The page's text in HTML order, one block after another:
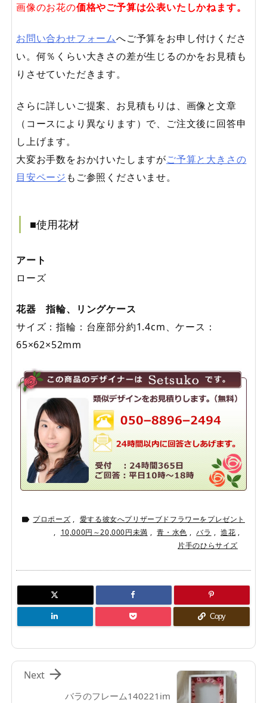
画像のお花の価格やご予算は公表いたしかねます。
お問い合わせフォームへご予算をお申し付けくださ
い。何％くらい大きさの差が生じるのかをお見積も
りさせていただきます。
さらに詳しいご提案、お見積もりは、画像と文章
（コースにより異なります）で、ご注文後に回答申
し上げます。
大変お手数をおかけいたしますがご予算と大きさの
目安ページ もご参照くださいませ。
■使用花材
アート
ローズ
花器 指輪、リングケース
サイズ：指輪：台座部分約1.4cm、ケース：
65×62×52mm
 プロポーズ , 愛する彼女へプリザーブドフラワーをプレゼント
, 10,000円～20,000円未満 , 青・水色 , バラ , 造花 ,
片手のひらサイズ
Copy
バラのフレーム140221im

Next